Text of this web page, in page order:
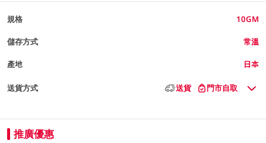
規格 10GM
儲存方式 常溫
產地 日本
送貨方式 送貨 門市自取
推廣優惠